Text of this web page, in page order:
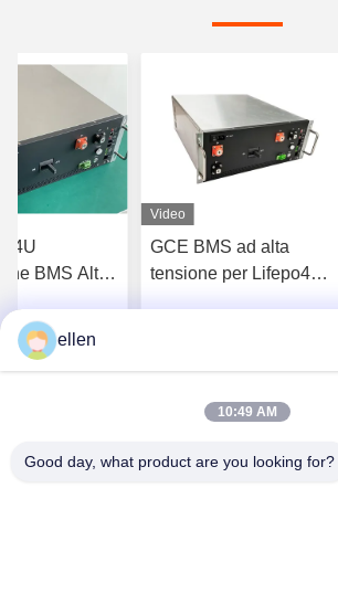
4U
BMS Alta
16S 24S
il migliore
Video
GCE BMS ad alta
tensione per Lifepo4
prezzo
ellen
10:49 AM
Good day, what product are you looking for?